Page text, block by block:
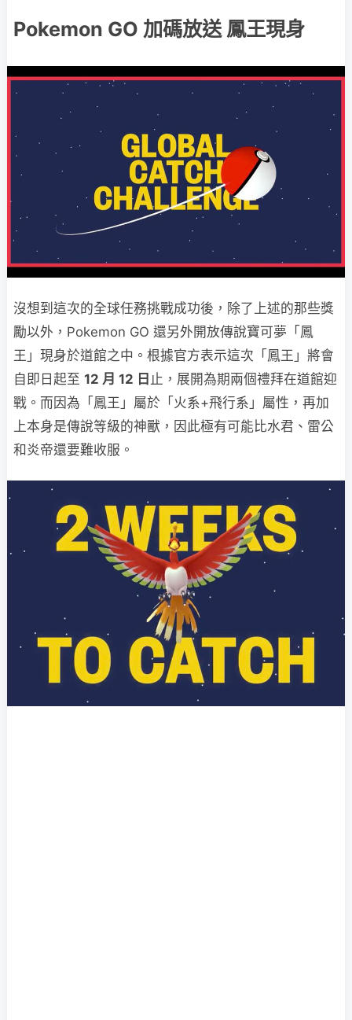
Pokemon GO 加碼放送 鳳王現身
沒想到這次的全球任務挑戰成功後，除了上述的那些獎
勵以外，Pokemon GO 還另外開放傳說寶可夢「鳳
王」現身於道館之中。根據官方表示這次「鳳王」將會
自即日起至 12 月 12 日 止，展開為期兩個禮拜在道館迎
戰。而因為「鳳王」屬於「火系+飛行系」屬性，再加
上本身是傳說等級的神獸，因此極有可能比水君、雷公
和炎帝還要難收服。